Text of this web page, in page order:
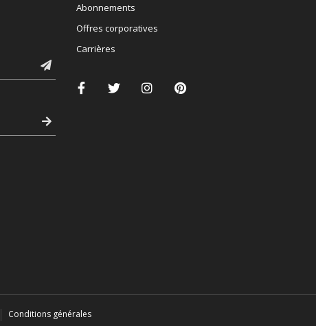
Abonnements
Offres corporatives
Carrières
Conditions générales